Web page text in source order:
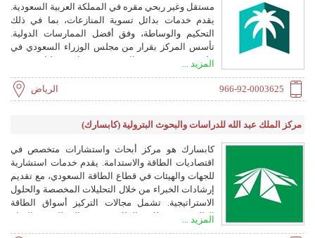
مستقل وغير ربحي مقره في المملكة العربية السعودية.
يقدم خدمات بدائل تسوية المنازعات، بما في ذلك
التحكيم والوساطة، وفق أفضل الممارسات الدولية.
تأسس المركز بقرار من مجلس الوزراء السعودي في
عام 2014، ويهدف إلى تعزيز صناعة بدائل تسوية
المزيد ...
966-92-0003625 الرياض
مركز الملك عبد الله للدراسات والبحوث البترولية (كابسارك)
كابسارك هو مركز أبحاث واستشارات متخصص في
اقتصاديات الطاقة والاستدامة. يقدم خدمات استشارية
للجهات والهيئات في قطاع الطاقة السعودي، مع تقديم
إرشادات الخبراء من خلال التحليلات المخصصة والحلول
الاستراتيجية. تشمل مجالات التركيز أسواق الطاقة
العالمية، وقطاع الطاقة في المملكة، والمناخ
المزيد ...